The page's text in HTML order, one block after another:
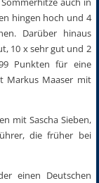
hingen hoch und 4
Darüber hinaus
10 x sehr gut und 2
Punkten für eine
Markus Maaser mit
mit Sascha Sieben,
die früher bei
einen Deutschen